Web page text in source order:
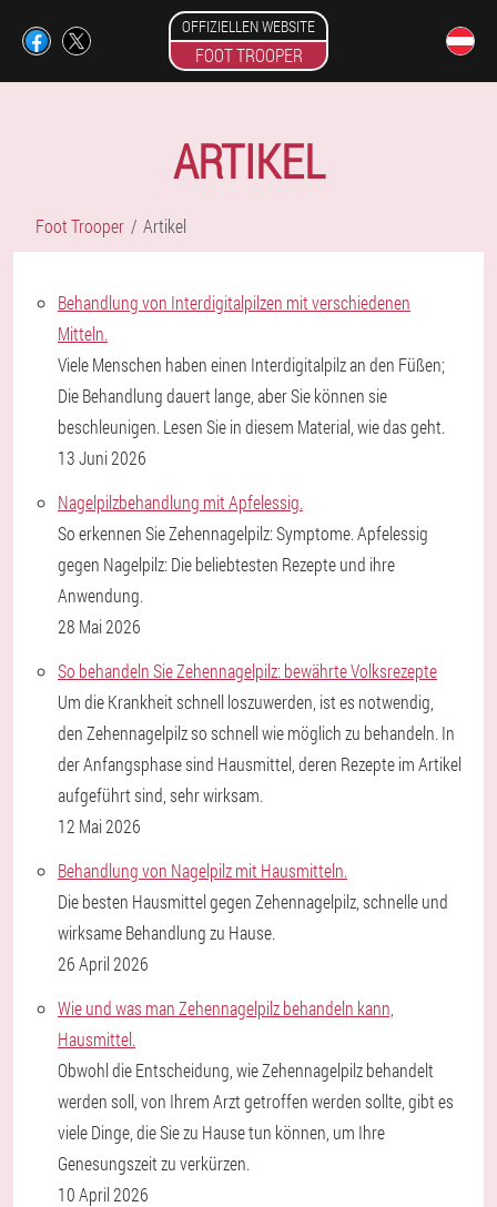
OFFIZIELLEN WEBSITE
FOOT TROOPER
ARTIKEL
Foot Trooper Artikel
Behandlung von Interdigitalpilzen mit verschiedenen
Mitteln.
Viele Menschen haben einen Interdigitalpilz an den Füßen;
Die Behandlung dauert lange, aber Sie können sie
beschleunigen. Lesen Sie in diesem Material, wie das geht.
13 Juni 2026
Nagelpilzbehandlung mit Apfelessig.
So erkennen Sie Zehennagelpilz: Symptome. Apfelessig
gegen Nagelpilz: Die beliebtesten Rezepte und ihre
Anwendung.
28 Mai 2026
So behandeln Sie Zehennagelpilz: bewährte Volksrezepte
Um die Krankheit schnell loszuwerden, ist es notwendig,
den Zehennagelpilz so schnell wie möglich zu behandeln. In
der Anfangsphase sind Hausmittel, deren Rezepte im Artikel
aufgeführt sind, sehr wirksam.
12 Mai 2026
Behandlung von Nagelpilz mit Hausmitteln.
Die besten Hausmittel gegen Zehennagelpilz, schnelle und
wirksame Behandlung zu Hause.
26 April 2026
Wie und was man Zehennagelpilz behandeln kann,
Hausmittel.
Obwohl die Entscheidung, wie Zehennagelpilz behandelt
werden soll, von Ihrem Arzt getroffen werden sollte, gibt es
viele Dinge, die Sie zu Hause tun können, um Ihre
Genesungszeit zu verkürzen.
10 April 2026